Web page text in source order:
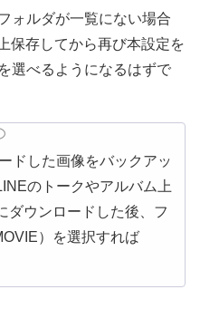
ォルダが一覧にない場合
保存してから再び本設定を
選べるようになるはずで
ドした画像をバックアッ
のトークやアルバム上
ダウンロードした後、フ
）を選択すれば